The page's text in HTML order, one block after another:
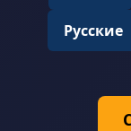
Русские